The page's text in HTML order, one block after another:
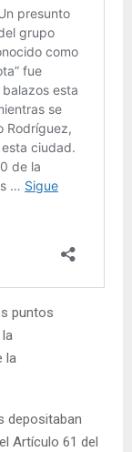
puntos
la
depositaban
Artículo 61 del